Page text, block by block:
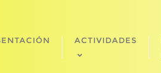
ACTIVIDADES